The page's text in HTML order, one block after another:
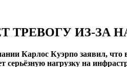
ТРЕВОГУ ИЗ-ЗА
Карлос Куэрпо заявил, что
серьёзную нагрузку на